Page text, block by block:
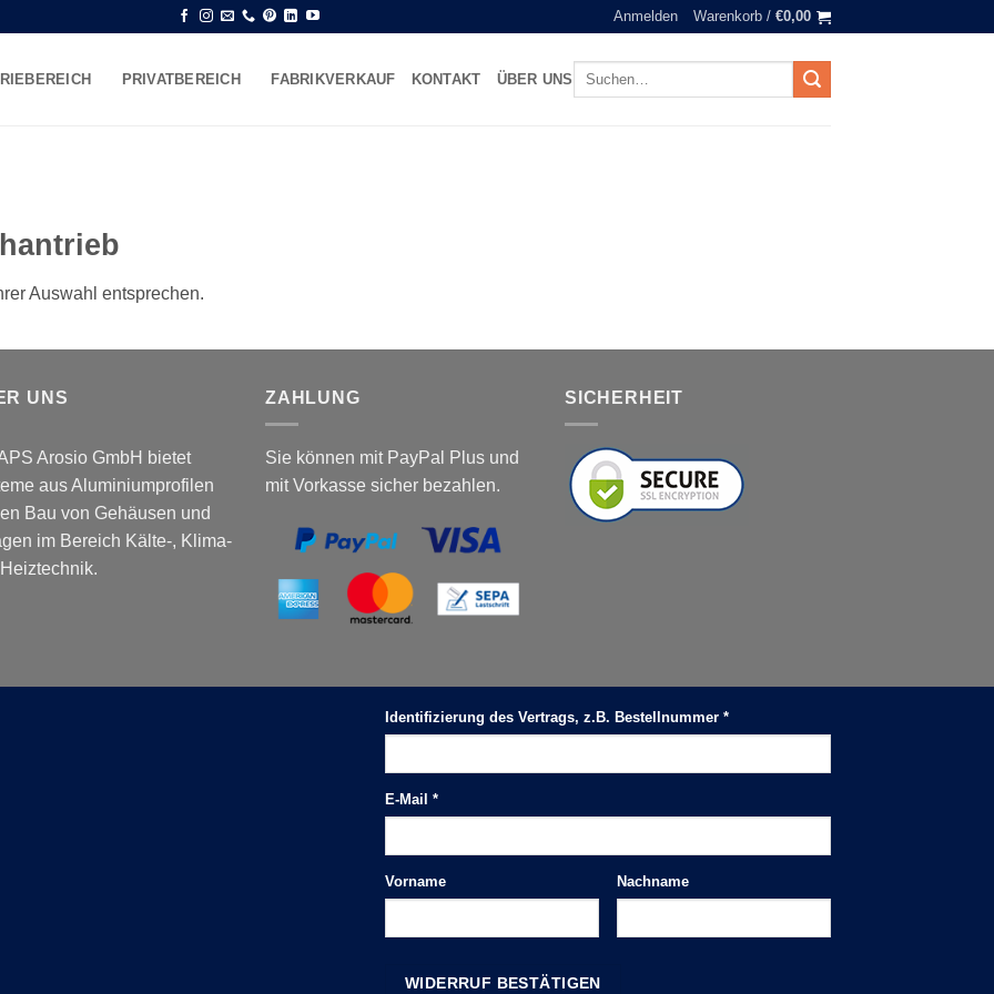
Anmelden Warenkorb / €0,00
PRIVATBEREICH FABRIKVERKAUF KONTAKT ÜBER UNS
Suchen
Auswahl entsprechen.
UNS
Arosio GmbH bietet
aus Aluminiumprofilen
Bau von Gehäusen und
im Bereich Kälte-, Klima-
ZAHLUNG
Sie können mit PayPal Plus und
mit Vorkasse sicher bezahlen.
SICHERHEIT
Identifizierung des Vertrags, z.B. Bestellnummer*
E-Mail*
E-
Mail
Vorname Nachname
WIDERRUF BESTÄTIGEN